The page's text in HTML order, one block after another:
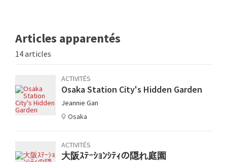
Articles apparentés
14 articles
ACTIVITÉS
Osaka Station City's Hidden Garden
Jeannie Gan
Osaka
ACTIVITÉS
大阪ｽﾃｰｼｮﾝｼﾃｨの隠れ庭園